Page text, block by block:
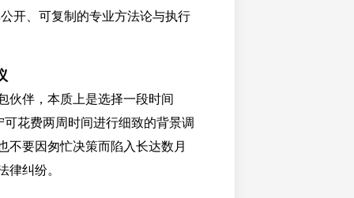
开、可复制的专业方法论与执行
伙伴，本质上是选择一段时间
可花费两周时间进行细致的背景调
不要因匆忙决策而陷入长达数月
律纠纷。